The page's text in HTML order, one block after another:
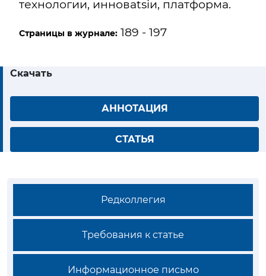
технологии, инновatsiи, платформа.
Страницы в журнале: 189 - 197
Скачать
АННОТАЦИЯ
СТАТЬЯ
Редколлегия
Требования к статье
Информационное письмо